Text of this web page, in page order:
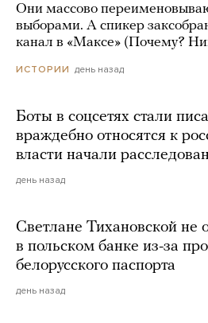
Они массово
выборами. А спикер
канал в «Максе» (Почему?
ИСТОРИИ день назад
Боты в соцсетях стали
враждебно относятся к
власти начали
день назад
Светлане Тихановской не
в польском банке из-за
белорусского паспорта
день назад